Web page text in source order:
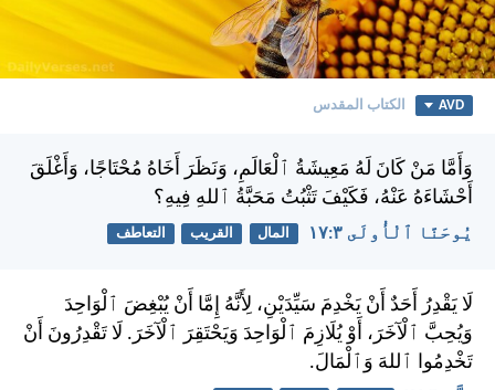
AVD الكتاب المقدس
وَأَمَّا مَنْ كَانَ لَهُ مَعِيشَةُ ٱلْعَالَمِ، وَنَظَرَ أَخَاهُ مُحْتَاجًا، وَأَغْلَقَ
أَحْشَاءَهُ عَنْهُ، فَكَيْفَ تَثْبُتُ مَحَبَّةُ ٱللهِ فِيهِ؟
يُوحَنَّا ٱلْأُولَى ٣:‏١٧ المال القريب التعاطف
لَا يَقْدِرُ أَحَدٌ أَنْ يَخْدِمَ سَيِّدَيْنِ، لِأَنَّهُ إِمَّا أَنْ يُبْغِضَ ٱلْوَاحِدَ
وَيُحِبَّ ٱلْآخَرَ، أَوْ يُلَازِمَ ٱلْوَاحِدَ وَيَحْتَقِرَ ٱلْآخَرَ. لَا تَقْدِرُونَ أَنْ
تَخْدِمُوا ٱللهَ وَٱلْمَالَ.